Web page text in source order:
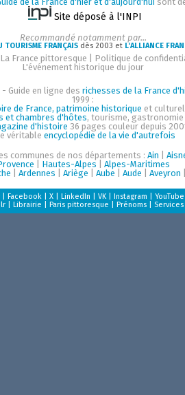
Site déposé à l'INPI
Recommandé notamment par...
TOURISME FRANÇAIS dès 2003 et L'ALLIANCE
France pittoresque
Politique de
L'événement historique du jour
- Guide en ligne des richesses de la France
1999 :
de France, patrimoine historique et
et chambres d'hôtes, tourisme, gastronomie
d'histoire 36 pages couleur depuis
véritableencyclopédie de la vie d'autrefois
communes de nos départements :Ain |
Hautes-Alpes
Alpes-Maritimes
|Ardennes |Ariège |Aube |Aude |Aveyron
|Facebook |X |LinkedIn |VK |Instagram |YouTube
|Librairie |Paris pittoresque |Prénoms Services